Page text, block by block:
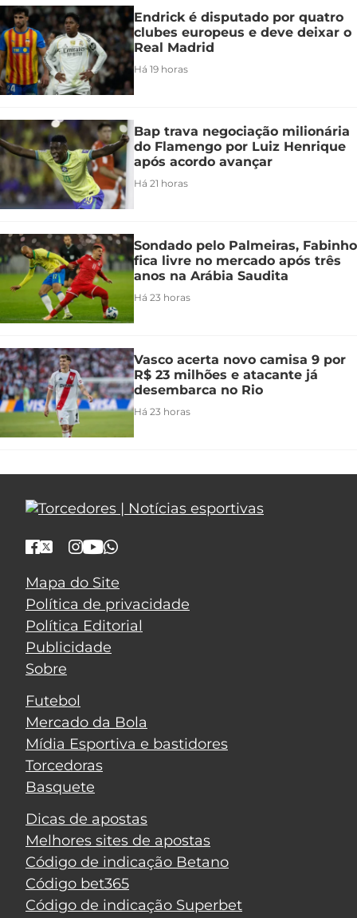
Endrick é disputado por quatro
clubes europeus e deve deixar o
Real Madrid
Há 19 horas
Bap trava negociação milionária
do Flamengo por Luiz Henrique
após acordo avançar
Há 21 horas
Sondado pelo Palmeiras, Fabinho
fica livre no mercado após três
anos na Arábia Saudita
Há 23 horas
Vasco acerta novo camisa 9 por
R$ 23 milhões e atacante já
desembarca no Rio
Há 23 horas
Mapa do Site
Política de privacidade
Política Editorial
Publicidade
Sobre
Futebol
Mercado da Bola
Mídia Esportiva e bastidores
Torcedoras
Basquete
Dicas de apostas
Melhores sites de apostas
Código de indicação Betano
Código bet365
Código de indicação Superbet